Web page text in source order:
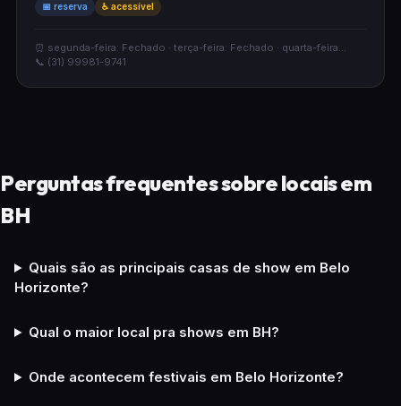
facilitando o planejamento de suas visitas. Espaço ideal
descontraído.
📅 reserva ♿ acessível
⏰ segunda-feira: Fechado · terça-feira: Fechado · quarta-feira...
📞 (31) 99981-9741
Perguntas frequentes sobre locais em
BH
Quais são as principais casas de show em Belo
Horizonte?
Qual o maior local pra shows em BH?
Onde acontecem festivais em Belo Horizonte?